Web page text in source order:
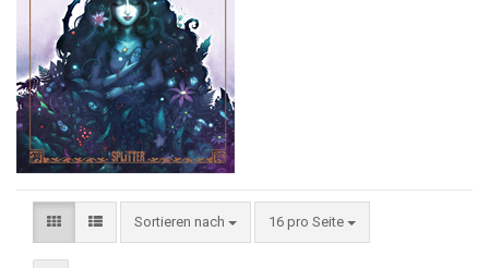
Sortieren nach 16 pro Seite